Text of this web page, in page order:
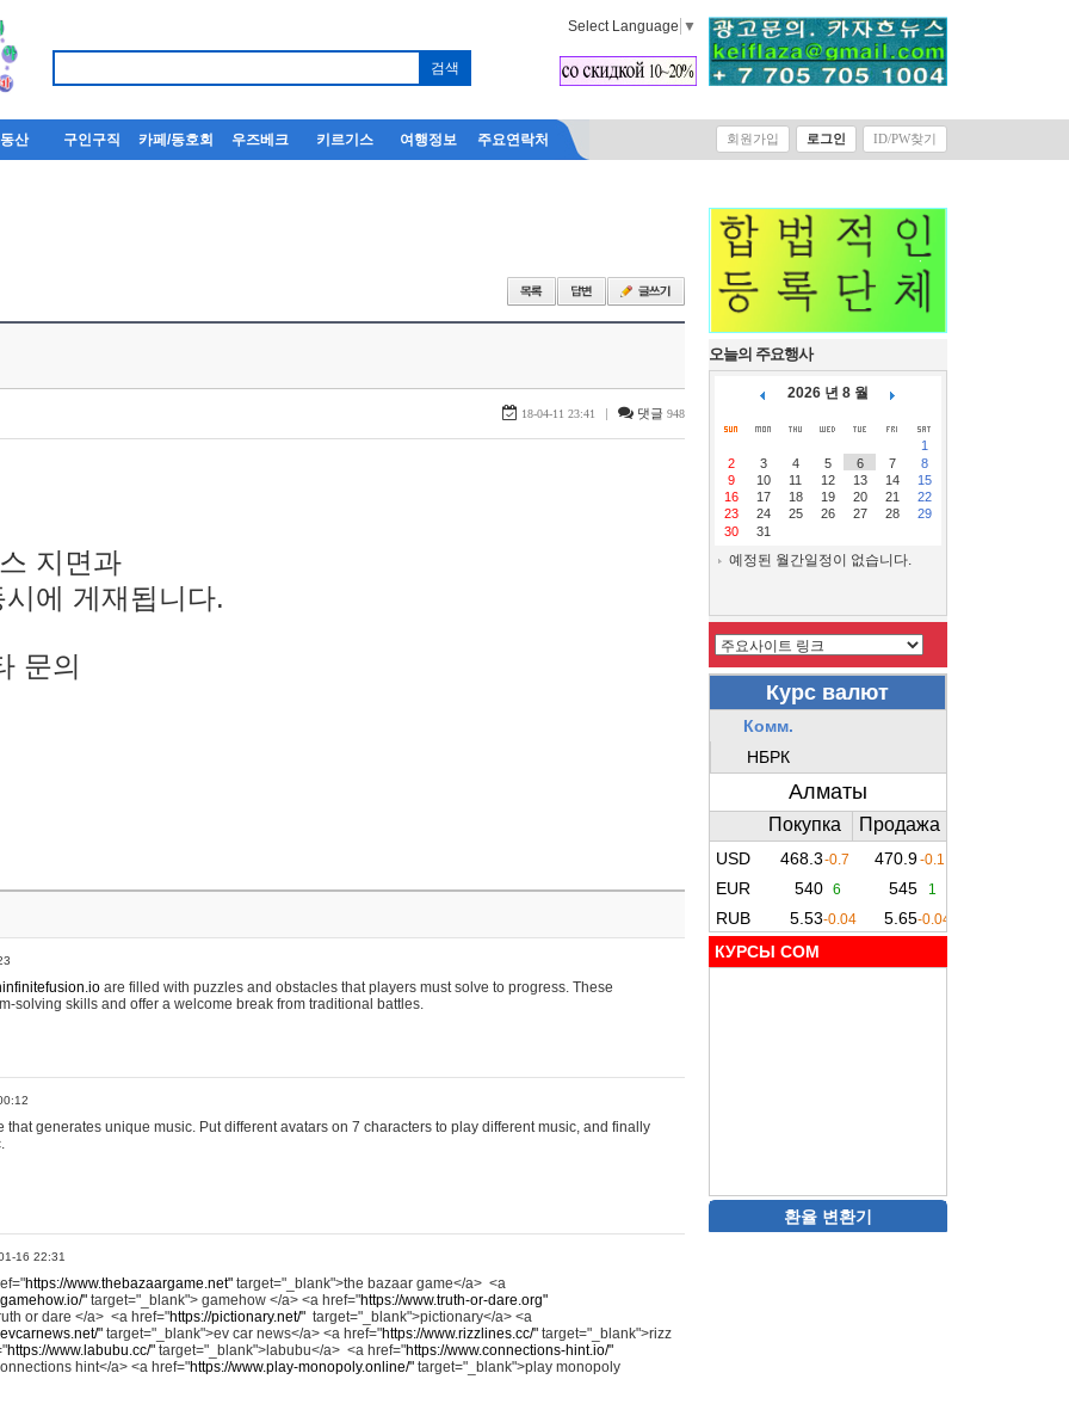
Select Language ▼
산 구인구직 카페/동호회 우즈베크 키르기스 여행정보 주요연락처 회원가입 로그인 ID/PW찾기
18-04-11 23:41 | 댓글 948
지면과
에 게재됩니다.
문의
are filled with puzzles and obstacles that players must solve to progress. These
solving skills and offer a welcome break from traditional battles.
that generates unique music. Put different avatars on 7 characters to play different music, and finally
16 22:31
https://www.thebazaargame.net" target="_blank">the bazaar game</a> <a
" target="_blank"> gamehow </a> <a href="https://www.truth-or-dare.org"
or dare </a> <a href="https://pictionary.net/" target="_blank">pictionary</a> <a
" target="_blank">ev car news</a> <a href="https://www.rizzlines.cc/" target="_blank">rizz
https://www.labubu.cc/" target="_blank">labubu</a> <a href="https://www.connections-hint.io/"
hint</a> <a href="https://www.play-monopoly.online/" target="_blank">play monopoly
오늘의 주요행사
2026 년 8 월
1
2
3 4 5 6 7
8
9
10 11 12 13 14
15
16
17 18 19 20 21
22
23
24 25 26 27 28
29
30
31
예정된 월간일정이 없습니다.
КУРСЫ COM
환율 변환기